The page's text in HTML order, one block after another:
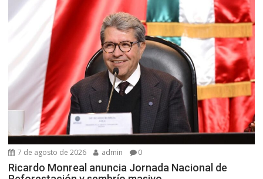
7 de agosto de 2026 admin 0
Ricardo Monreal anuncia Jornada Nacional de